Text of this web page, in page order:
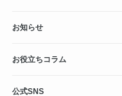
冬期講習
お知らせ
お役立ちコラム
公式SNS